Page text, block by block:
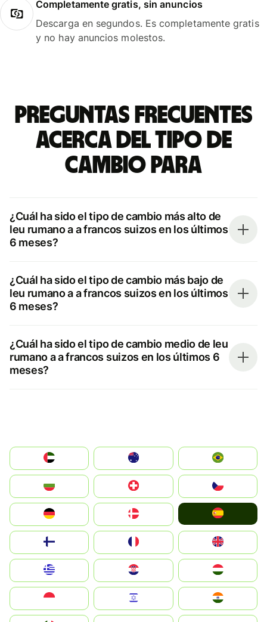
Completamente gratis, sin anuncios
Descarga en segundos. Es completamente gratis
y no hay anuncios molestos.
Preguntas frecuentes
acerca del tipo de
cambio para
¿Cuál ha sido el tipo de cambio más alto de
leu rumano a a francos suizos en los últimos
6 meses?
¿Cuál ha sido el tipo de cambio más bajo de
leu rumano a a francos suizos en los últimos
6 meses?
¿Cuál ha sido el tipo de cambio medio de leu
rumano a a francos suizos en los últimos 6
meses?
الإمارات العربية المتحدة
Switzerland
Deutschland
United Kingdom
Magyarország